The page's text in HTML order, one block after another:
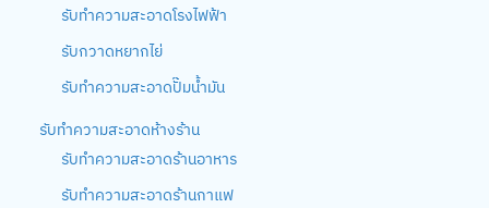
รับทำความสะอาดโรงไฟฟ้า
รับกวาดหยากไย่
รับทำความสะอาดปั๊มน้ำมัน
รับทำความสะอาดห้างร้าน
รับทำความสะอาดร้านอาหาร
รับทำความสะอาดร้านกาแฟ